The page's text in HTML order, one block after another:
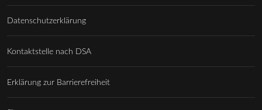
Datenschutzerklärung
Kontaktstelle nach DSA
Erklärung zur Barrierefreiheit